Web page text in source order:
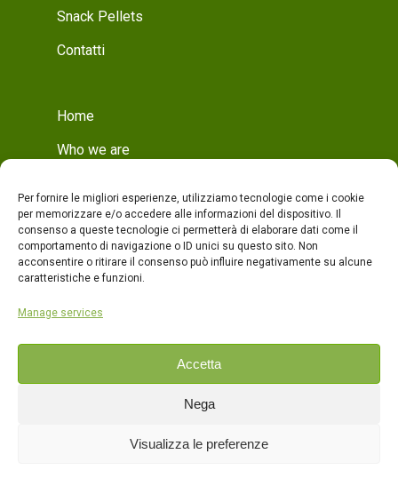
Per fornire le migliori esperienze, utilizziamo tecnologie come i cookie
per memorizzare e/o accedere alle informazioni del dispositivo. Il
consenso a queste tecnologie ci permetterà di elaborare dati come il
comportamento di navigazione o ID unici su questo sito. Non
acconsentire o ritirare il consenso può influire negativamente su alcune
caratteristiche e funzioni.
Manage services
Accetta
Nega
Visualizza le preferenze
Snack Pellets
Contatti
Home
Who we are
Who we are
Production
Production
Quality
Products
Contacts